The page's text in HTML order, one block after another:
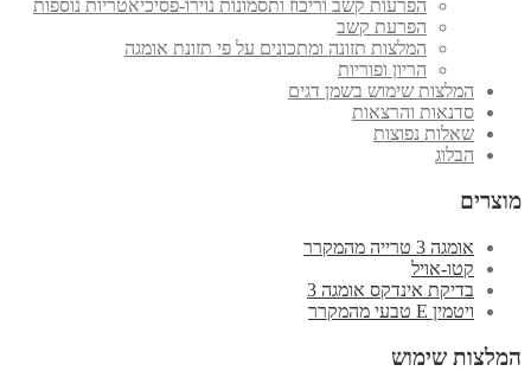
הפרעות קשב וריכוז ותסמונות נוירו-פסיכיאטריות נוספות
הפרעת קשב
המלצות תזונה ומתכונים על פי תזונת אומגה
הריון ופוריות
המלצות שימוש בשמן דגים
סדנאות והרצאות
שאלות נפוצות
הבלוג
מוצרים
אומגה 3 טרייה מהמקרר
קטו-אויל
בדיקת אינדקס אומגה 3
ויטמין E טבעי מהמקרר
המלצות שימוש